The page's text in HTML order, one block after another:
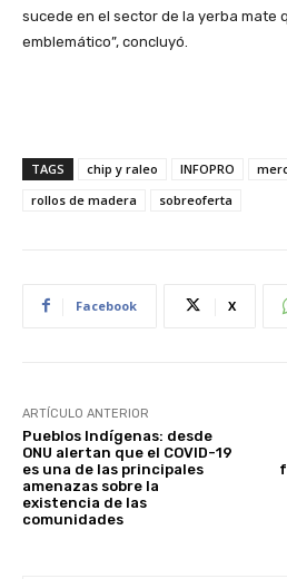
sucede en el sector de la yerba mate
emblemático”, concluyó.
TAGS chip y raleo INFOPRO
rollos de madera
sobreoferta
Facebook X
ARTÍCULO ANTERIOR
Pueblos Indígenas: desde
ONU alertan que el COVID-19
es una de las principales
amenazas sobre la
existencia de las
comunidades